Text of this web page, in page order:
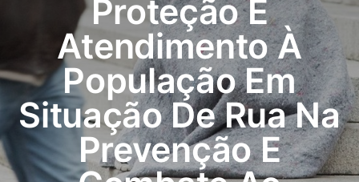
Proteção E
Atendimento À
População Em
Situação De Rua Na
Prevenção E